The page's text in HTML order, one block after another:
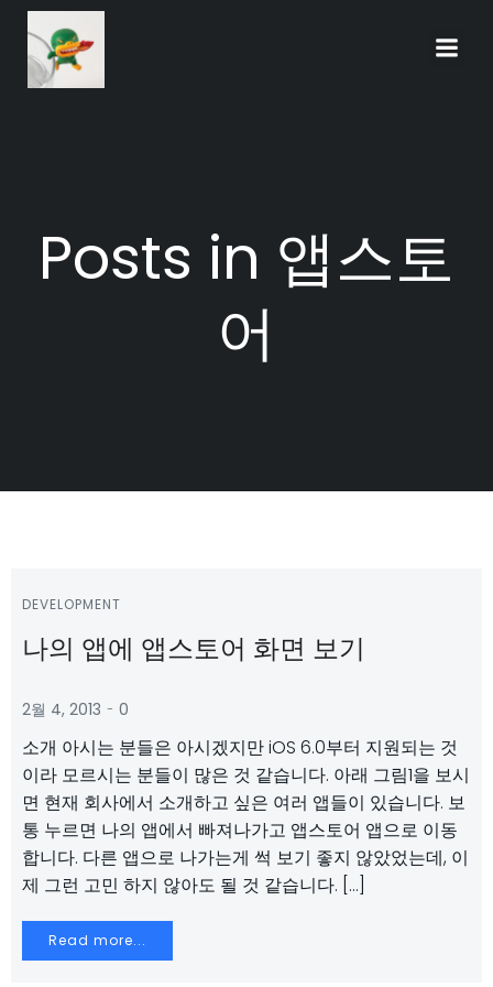
Posts in 앱스토
어
DEVELOPMENT
나의 앱에 앱스토어 화면 보기
2월 4, 2013 - 0
소개 아시는 분들은 아시겠지만 iOS 6.0부터 지원되는 것
이라 모르시는 분들이 많은 것 같습니다. 아래 그림1을 보시
면 현재 회사에서 소개하고 싶은 여러 앱들이 있습니다. 보
통 누르면 나의 앱에서 빠져나가고 앱스토어 앱으로 이동
합니다. 다른 앱으로 나가는게 썩 보기 좋지 않았었는데, 이
제 그런 고민 하지 않아도 될 것 같습니다. […]
Read more...